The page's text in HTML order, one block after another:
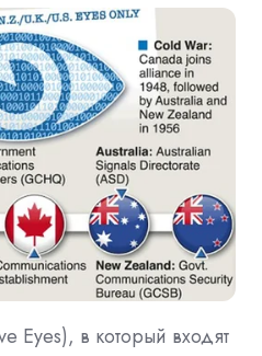
Eyes), в который входят